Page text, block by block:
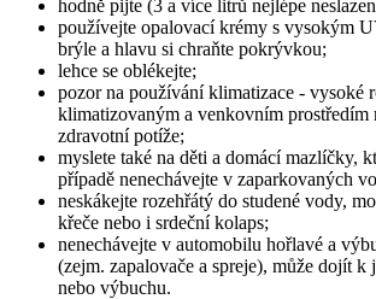
hodně pijte (3 a více litrů nejlépe
používejte opalovací krémy s vysokým
brýle a hlavu si chraňte pokrývkou;
lehce se oblékejte;
pozor na používání klimatizace - vysoké
klimatizovaným a venkovním prostředím
zdravotní potíže;
myslete také na děti a domácí mazlíčky,
případě nenechávejte v zaparkovaných
neskákejte rozehřátý do studené vody,
křeče nebo i srdeční kolaps;
nenechávejte v automobilu hořlavé a
(zejm. zapalovače a spreje), může dojít k
nebo výbuchu.